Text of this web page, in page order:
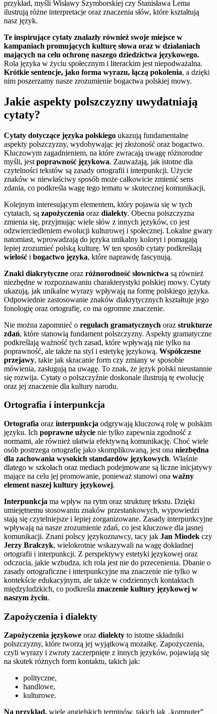
przykład, myśli Wisławy Szymborskiej czy Stanisława Lema
ilustrują różne interpretacje oraz znaczenia słów, które kształtują
nasz język.
Te inspirujące cytaty znalazły również swoje miejsce w
kampaniach promujących kulturę słowa oraz w działaniach
mających na celu ochronę naszego dziedzictwa językowego.
Rola języka w życiu społecznym i literackim jest niepodważalna.
Krótkie sentencje, jako forma wyrazu, łączą pokolenia, a dzięki
nim poszerzamy nasze zrozumienie bogactwa polskiej mowy.
Jakie aspekty polszczyzny uwydatniają
cytaty?
Cytaty dotyczące języka polskiego ukazują fundamentalne
aspekty polszczyzny, wydobywając jej złożoność oraz bogactwo.
Kluczowym zagadnieniem, na które zwracają uwagę różnorodne
myśli, jest poprawność językowa. Zauważają, jak istotne dla
czytelności tekstów są zasady ortografii i interpunkcji. Użycie
znaków w niewłaściwy sposób może całkowicie zmienić sens
zdania, co podkreśla wagę tego tematu w skutecznej komunikacji.
Kolejnym interesującym elementem, który pojawia się w tych
cytatach, są zapożyczenia oraz dialekty. Obecna polszczyzna
zmienia się, przyjmując wiele słów z innych języków, co jest
odzwierciedleniem ewolucji kulturowej i społecznej. Lokalne gwary
natomiast, wprowadzają do języka unikalny koloryt i pomagają
lepiej zrozumieć polską kulturę. W ten sposób cytaty podkreślają
wielość i bogactwo języka, które naprawdę fascynują.
Znaki diakrytyczne oraz różnorodność słownictwa są również
niezbędne w rozpoznawaniu charakterystyki polskiej mowy. Cytaty
ukazują, jak unikalne wyrazy wpływają na formę polskiego języka.
Odpowiednie zastosowanie znaków diakrytycznych kształtuje jego
fonologię oraz ortografię, co ma ogromne znaczenie.
Nie można zapomnieć o regułach gramatycznych oraz strukturze
zdań, które stanowią fundament polszczyzny. Aspekty gramatyczne
podkreślają ważność tych zasad, które wpływają nie tylko na
poprawność, ale także na styl i estetykę językową. Współczesne
przejawy, takie jak skracanie form czy zmiany w sposobie
mówienia, zasługują na uwagę. To znak, że język polski nieustannie
się rozwija. Cytaty o polszczyźnie doskonale ilustrują tę ewolucję
oraz jej znaczenie dla kultury narodu.
Ortografia i interpunkcja
Ortografia oraz interpunkcja odgrywają kluczową rolę w polskim
języku. Ich poprawne użycie nie tylko zapewnia zgodność z
normami, ale również ułatwia efektywną komunikację. Choć wiele
osób postrzega ortografię jako skomplikowaną, jest ona niezbędna
dla zachowania wysokich standardów językowych. Właśnie
dlatego w szkołach oraz mediach podejmowane są liczne inicjatywy
mające na celu jej promowanie, ponieważ stanowi ona ważny
element naszej kultury językowej.
Interpunkcja ma wpływ na rytm oraz strukturę tekstu. Dzięki
umiejętnemu stosowaniu znaków przestankowych, wypowiedzi
stają się czytelniejsze i lepiej zorganizowane. Zasady interpunkcyjne
wpływają na nasze zrozumienie zdań, co jest kluczowe dla jasnej
komunikacji. Znani polscy językoznawcy, tacy jak Jan Miodek czy
Jerzy Bralczyk, wielokrotnie wskazywali na wagę dokładnej
ortografii i interpunkcji. Z perspektywy estetyki językowej oraz
odczucia, jakie wzbudza, ich rola jest nie do przecenienia. Dbanie o
zasady ortograficzne i interpunkcyjne ma znaczenie nie tylko w
kontekście edukacyjnym, ale także w codziennych kontaktach
międzyludzkich, co podkreśla znaczenie kultury językowej w
naszym życiu.
Zapożyczenia i dialekty
Zapożyczenia językowe oraz dialekty to istotne składniki
polszczyzny, które tworzą jej wyjątkową mozaikę. Zapożyczenia,
czyli wyrazy i zwroty zaczerpnięte z innych języków, pojawiają się
na skutek różnych form kontaktu, takich jak:
polityczne,
handlowe,
kulturowe.
Na przykład, wiele angielskich terminów, takich jak „komputer”